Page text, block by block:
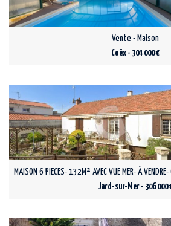
Vente - Maison
Coëx - 304 000 €
MAISON 6 PIECES- 132M² AVEC VUE MER- À
Jard-sur-Mer - 306 000